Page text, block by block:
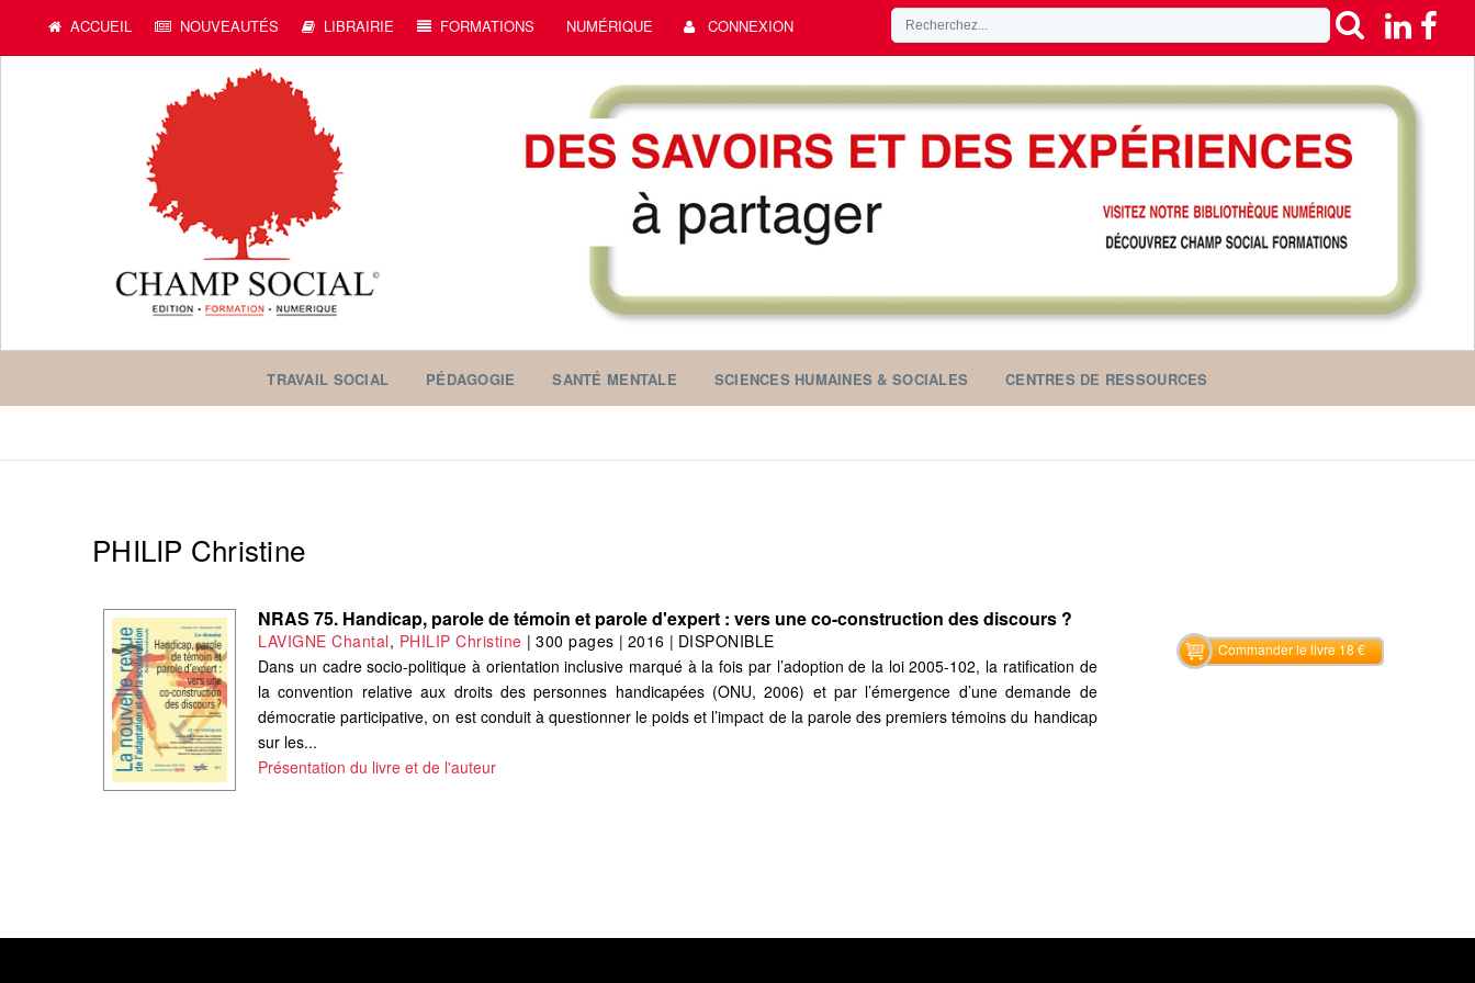
ACCUEIL NOUVEAUTÉS LIBRAIRIE FORMATIONS NUMÉRIQUE CONNEXION
TRAVAIL SOCIAL PÉDAGOGIE SANTÉ MENTALE SCIENCES HUMAINES & SOCIALES CENTRES DE RESSOURCES
PHILIP Christine
NRAS 75. Handicap, parole de témoin et parole d'expert : vers une co-construction des discours ?
LAVIGNE Chantal, PHILIP Christine |300 pages | 2016 | DISPONIBLE
Dans un cadre socio-politique à orientation inclusive marqué à la fois par l’adoption de la loi 2005-102, la ratification de
la convention relative aux droits des personnes handicapées (ONU, 2006) et par l’émergence d’une demande de
démocratie participative, on est conduit à questionner le poids et l’impact de la parole des premiers témoins du handicap
sur les...
Présentation du livre et de l'auteur
Commander le livre 18 €